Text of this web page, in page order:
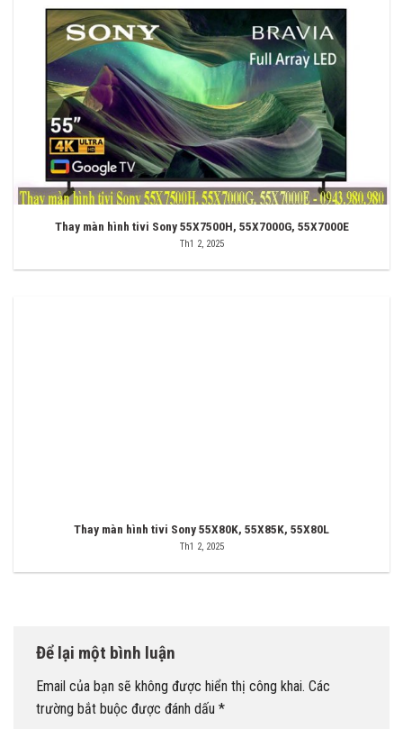
Thay màn hình tivi Sony 55X7500H, 55X7000G, 55X7000E
Th1 2, 2025
Thay màn hình tivi Sony 55X80K, 55X85K, 55X80L
Th1 2, 2025
Để lại một bình luận
Email của bạn sẽ không được hiển thị công khai. Các
trường bắt buộc được đánh dấu *